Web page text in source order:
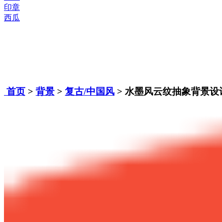
印章
西瓜
首页 > 背景 > 复古/中国风 > 水墨风云纹抽象背景设